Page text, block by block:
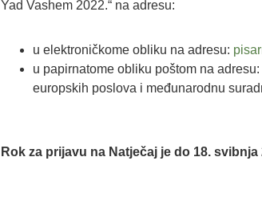
Yad Vashem 2022.“ na adresu:
u elektroničkome obliku na adresu:
u papirnatome obliku poštom na
europskih poslova i međunarodnu
Rok za prijavu na Natječaj je do 18. svibnja